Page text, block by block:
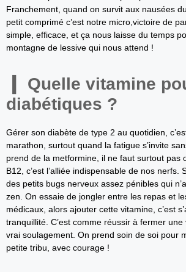
Franchement, quand on survit aux nausées
petit comprimé c’est notre micro,victoire de
simple, efficace, et ça nous laisse du temps
montagne de lessive qui nous attend !
Quelle vitamine
diabétiques ?
Gérer son diabète de type 2 au quotidien,
marathon, surtout quand la fatigue s’invite
prend de la metformine, il ne faut surtout pas
B12, c’est l’alliée indispensable de nos nerfs.
des petits bugs nerveux assez pénibles qui
zen. On essaie de jongler entre les repas et
médicaux, alors ajouter cette vitamine, c’est
tranquillité. C’est comme réussir à fermer
vrai soulagement. On prend soin de soi pour
petite tribu, avec courage !